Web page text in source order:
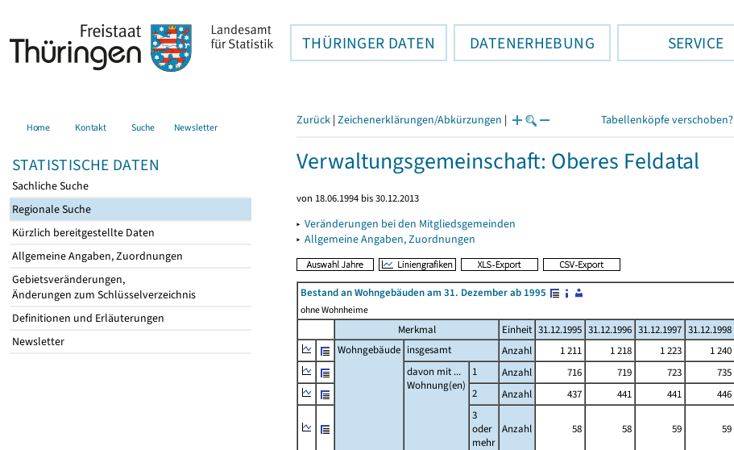
THÜRINGER DATEN DATENERHEBUNG SERVICE
Home Kontakt Suche Newsletter
STATISTISCHE DATEN
Sachliche Suche
Regionale Suche
Kürzlich bereitgestellte Daten
Allgemeine Angaben, Zuordnungen
Gebietsveränderungen,
Änderungen zum Schlüsselverzeichnis
Definitionen und Erläuterungen
Newsletter
Zurück | Zeichenerklärungen/Abkürzungen | Tabellenköpfe verschoben?
Verwaltungsgemeinschaft: Oberes Feldatal
von 18.06.1994 bis 30.12.2013
▸ Veränderungen bei den Mitgliedsgemeinden
▸ Allgemeine Angaben, Zuordnungen
Bestand an Wohngebäuden am 31. Dezember ab 1995
ohne Wohnheime
Merkmal Einheit 31.12.1995 31.12.1996 31.12.1997 31.12.1998
Wohngebäude insgesamt Anzahl 1 211 1 218 1 223 1 240
davon mit ...
Wohnung(en)
1 Anzahl 716 719 723 735
2
Anzahl 437 441 441 446
3
oder
mehr
Anzahl 58 58 59 59